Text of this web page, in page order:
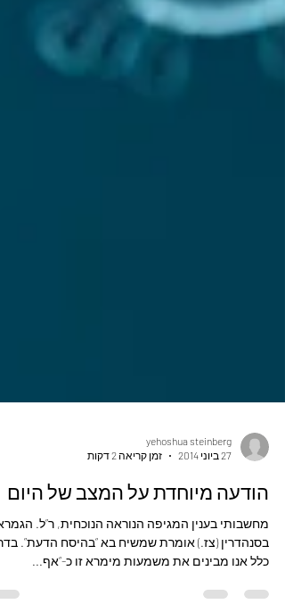
זמן קריאה 2 דקות
הודעה מיוחדת על המצב של היום
מחשבותי בענין המגיפה הנוראה הנוכחית, ר”ל.
בסנהדרין (צז.) אומרת שמשיח בא “בהיסח הדעת”.
כלל אנו מבינים את משמעות מימרא זו כ-“אף...